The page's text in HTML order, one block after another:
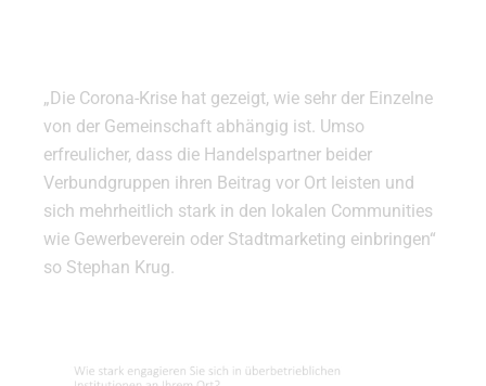
„Die Corona-Krise hat gezeigt, wie sehr der Einzelne
von der Gemeinschaft abhängig ist. Umso
erfreulicher, dass die Handelspartner beider
Verbundgruppen ihren Beitrag vor Ort leisten und
sich mehrheitlich stark in den lokalen Communities
wie Gewerbeverein oder Stadtmarketing einbringen“
so Stephan Krug.